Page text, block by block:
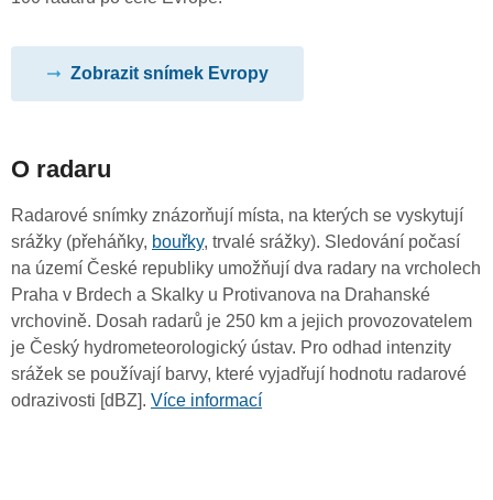
Zobrazit snímek Evropy
O radaru
Radarové snímky znázorňují místa, na kterých se vyskytují
srážky (přeháňky, bouřky, trvalé srážky). Sledování počasí
na území České republiky umožňují dva radary na vrcholech
Praha v Brdech a Skalky u Protivanova na Drahanské
vrchovině. Dosah radarů je 250 km a jejich provozovatelem
je Český hydrometeorologický ústav. Pro odhad intenzity
srážek se používají barvy, které vyjadřují hodnotu radarové
odrazivosti [dBZ]. Více informací